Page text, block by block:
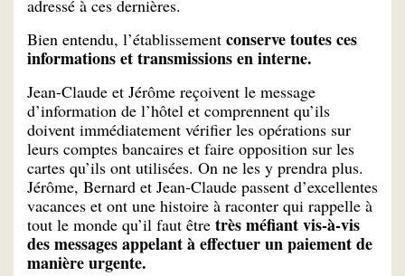
adressé à ces dernières.
Bien entendu, l’établissement conserve toutes ces
informations et transmissions en interne.
Jean-Claude et Jérôme reçoivent le message
d’information de l’hôtel et comprennent qu’ils
doivent immédiatement vérifier les opérations sur
leurs comptes bancaires et faire opposition sur les
cartes qu’ils ont utilisées. On ne les y prendra plus.
Jérôme, Bernard et Jean-Claude passent d’excellentes
vacances et ont une histoire à raconter qui rappelle à
tout le monde qu’il faut être très méfiant vis-à-vis
des messages appelant à effectuer un paiement de
manière urgente.